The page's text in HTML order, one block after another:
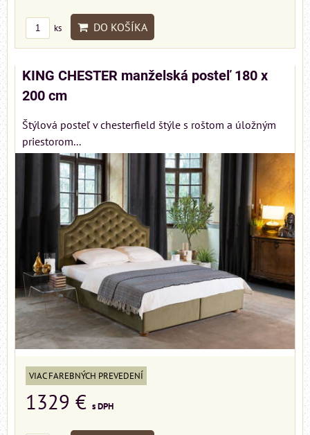
ks DO KOŠÍKA
KING CHESTER manželská posteľ 180 x
200 cm
Štýlová posteľ v chesterfield štýle s roštom a úložným
priestorom...
VIAC FAREBNÝCH PREVEDENÍ
1329 € s DPH